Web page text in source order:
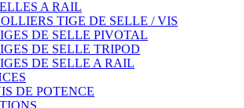
A RAIL
TIGE DE SELLE / VIS
DE SELLE PIVOTAL
DE SELLE TRIPOD
DE SELLE A RAIL
DE POTENCE